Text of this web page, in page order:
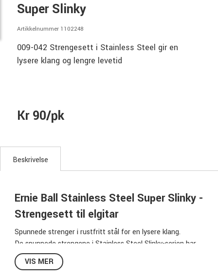
Super Slinky
Artikkelnummer 1102248
009-042 Strengesett i Stainless Steel gir en
lysere klang og lengre levetid
Kr 90/pk
Beskrivelse
Ernie Ball Stainless Steel Super Slinky -
Strengesett til elgitar
Spunnede strenger i rustfritt stål for en lysere klang.
De spunnede strengene i Stainless Steel Slinky-serien har
en sekskantformet kjerne av tinnbelagt stål som er pakket
med rustfritt stål.
VIS MER